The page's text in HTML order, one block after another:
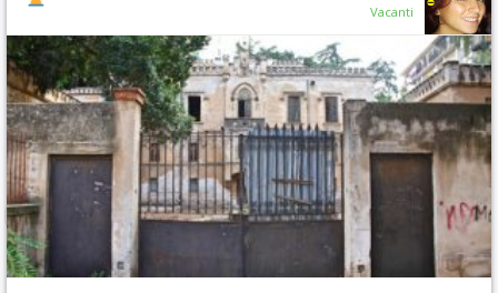
Vacanti